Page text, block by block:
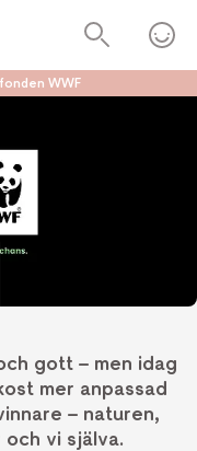
WWF
gott – men idag
mer anpassad
– naturen,
och vi själva.